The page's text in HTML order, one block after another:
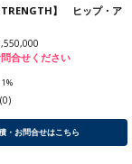
】 ヒップ・ア
合せください
1%
(0)
・お問合せはこちら